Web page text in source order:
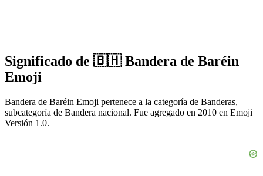
Significado de 🇧🇭 Bandera de Baréin
Emoji
Bandera de Baréin Emoji pertenece a la categoría de Banderas,
subcategoría de Bandera nacional. Fue agregado en 2010 en Emoji
Versión 1.0.